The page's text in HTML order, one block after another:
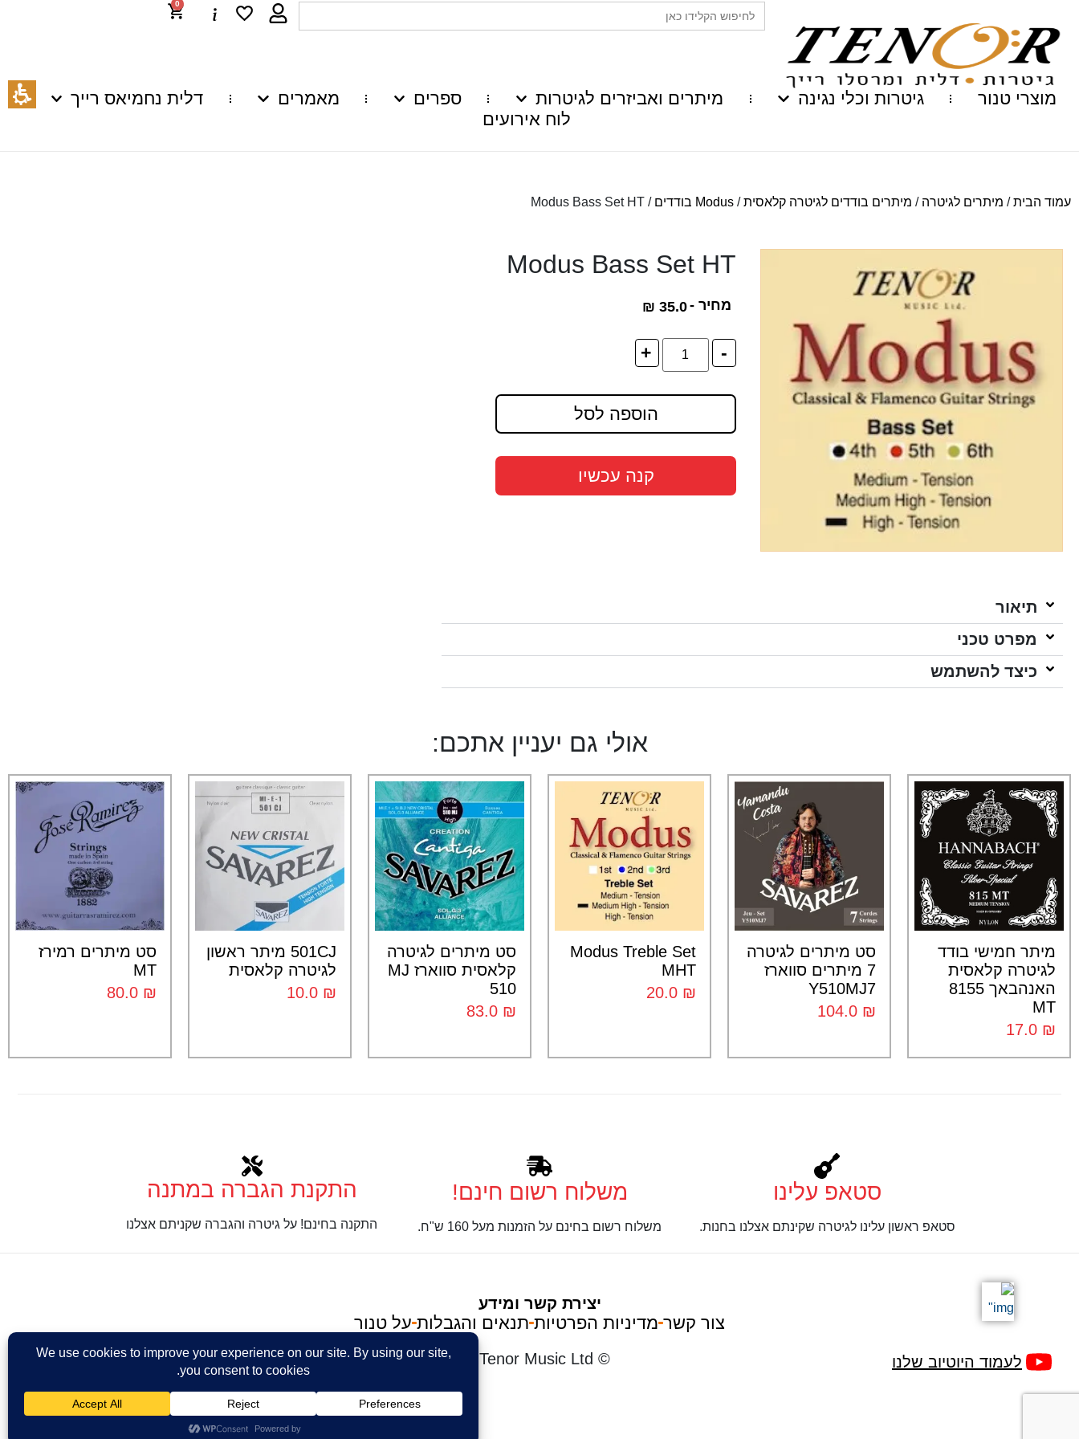
Search
for:
0
מוצרי טנור גיטרות וכלי נגינה מיתרים ואביזרים לגיטרות ספרים מאמרים
דלית נחמיאס רייך
לוח אירועים
עמוד הבית/ מיתרים לגיטרה / מיתרים בודדים לגיטרה קלאסית/ Modus בודדים / Modus Bass Set HT
Modus Bass Set HT
מחיר - ₪ 35.0
-
+
הוספה לסל
קנה עכשיו
תיאור
מפרט טכני
כיצד להשתמש
אולי גם יעניין אתכם:
מיתר חמישי בודד
לגיטרה קלאסית
האנהבאך 8155
MT
₪
סט מיתרים לגיטרה
7 מיתרים סווארז
Y510MJ7
₪
Modus Treble Set
MHT
₪
סט מיתרים לגיטרה
קלאסית סווארז MJ
510
₪
501CJ מיתר ראשון
לגיטרה קלאסית
₪
סט מיתרים רמירז
MT
₪
סטאפ עלינו
סטאפ ראשון עלינו לגיטרה שקינתם אצלנו בחנות.
משלוח רשום חינם!
משלוח רשום בחינם על הזמנות מעל 160 ש"ח.
התקנת הגברה במתנה
התקנה בחינם! על גיטרה והגברה שקניתם אצלנו
יצירת קשר ומידע
צור קשר מדיניות הפרטיות תנאים והגבלות על טנור
לעמוד היוטיוב שלנו © Tenor Music Ltd
Design: Eshel Haim
אתר מאתנינטאי